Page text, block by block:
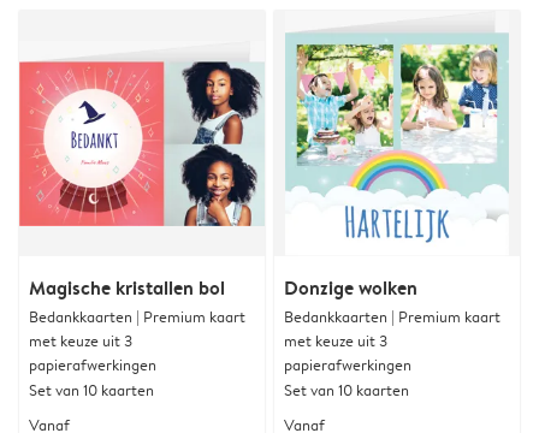
Magische kristallen bol
Bedankkaarten | Premium kaart
met keuze uit 3
papierafwerkingen
Set van 10 kaarten
Vanaf
Donzige wolken
Bedankkaarten | Premium kaart
met keuze uit 3
papierafwerkingen
Set van 10 kaarten
Vanaf